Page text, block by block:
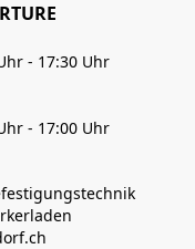
- 17:30 Uhr
- 17:00 Uhr